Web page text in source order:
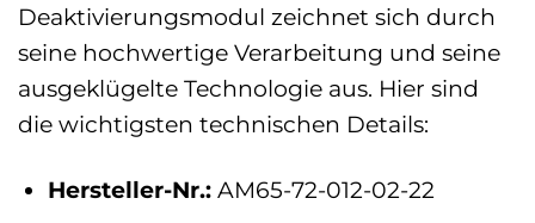
Deaktivierungsmodul zeichnet sich durch
seine hochwertige Verarbeitung und seine
ausgeklügelte Technologie aus. Hier sind
die wichtigsten technischen Details:
Hersteller-Nr.:AM65-72-012-02-22